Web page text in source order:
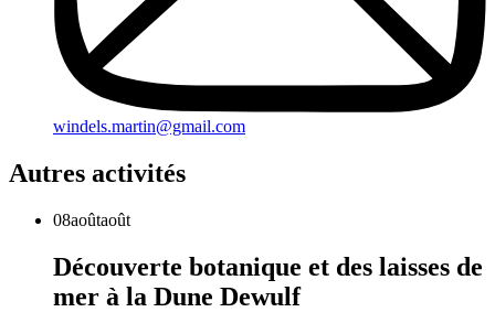
windels.martin@gmail.com
Autres activités
08aoûtaoût
Découverte botanique et des laisses de
mer à la Dune Dewulf